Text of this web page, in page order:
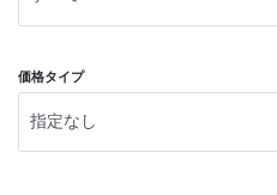
価格タイプ